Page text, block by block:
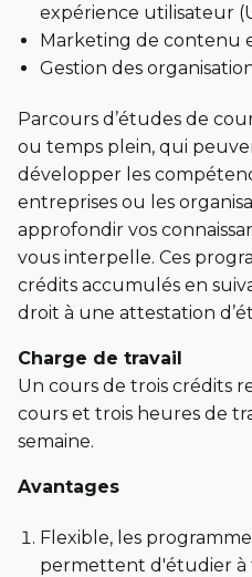
expérience utilisateur
Marketing de contenu
Gestion des
Parcours d’études de
ou temps plein, qui
développer les
entreprises ou les
approfondir vos
vous interpelle. Ces
crédits accumulés en
droit à une attestation
Charge de travail
Un cours de trois crédits
cours et trois heures de
semaine.
Avantages
Flexible, les
permettent d'étudier à